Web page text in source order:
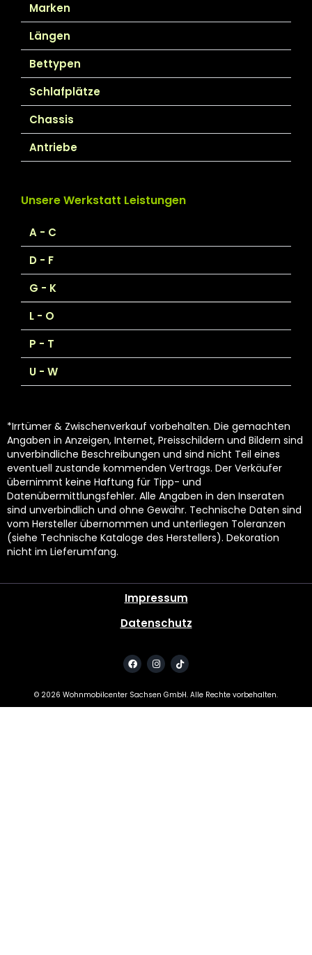
Marken
Längen
Bettypen
Schlafplätze
Chassis
Antriebe
Unsere Werkstatt Leistungen
A - C
D - F
G - K
L - O
P - T
U - W
*Irrtümer & Zwischenverkauf vorbehalten. Die gemachten
Angaben in Anzeigen, Internet, Preisschildern und Bildern sind
unverbindliche Beschreibungen und sind nicht Teil eines
eventuell zustande kommenden Vertrags. Der Verkäufer
übernimmt keine Haftung für Tipp- und
Datenübermittlungsfehler. Alle Angaben in den Inseraten
sind unverbindlich und ohne Gewähr. Technische Daten sind
vom Hersteller übernommen und unterliegen Toleranzen
(siehe Technische Kataloge des Herstellers). Dekoration
nicht im Lieferumfang.
Impressum
Datenschutz
© 2026 Wohnmobilcenter Sachsen GmbH. Alle Rechte vorbehalten.